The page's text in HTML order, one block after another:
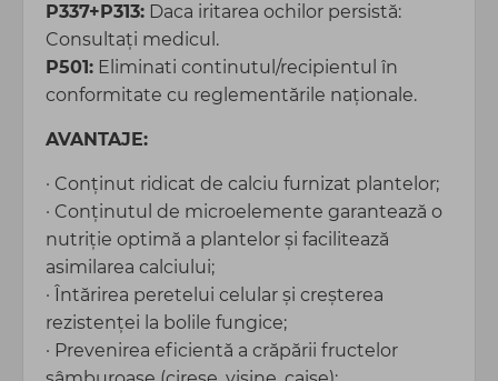
P337+P313: Daca iritarea ochilor persistă:
Consultați medicul.
P501: Eliminati continutul/recipientul în
conformitate cu reglementările naționale.
AVANTAJE:
· Conţinut ridicat de calciu furnizat plantelor;
· Conţinutul de microelemente garantează o
nutriţie optimă a plantelor şi facilitează
asimilarea calciului;
· Întărirea peretelui celular şi creşterea
rezistenţei la bolile fungice;
· Prevenirea eficientă a crăpării fructelor